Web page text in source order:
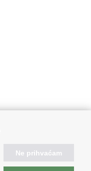
Ne prihvaćam